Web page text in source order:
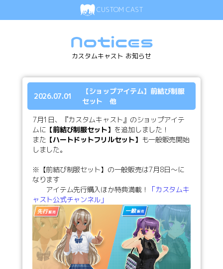
CUSTOM CAST
Notices
カスタムキャスト お知らせ
2026.07.01
【ショップアイテム】前結び制服
セット 他
7月1日、『カスタムキャスト』のショップアイテ
ムに 【前結び制服セット】 を追加しました！
また 【ハートドットフリルセット】 も一般販売開始
しました。
※【前結び制服セット】の一般販売は7月8日～に
なります
アイテム先行購入ほか特典満載！
「カスタムキ
ャスト公式チャンネル」